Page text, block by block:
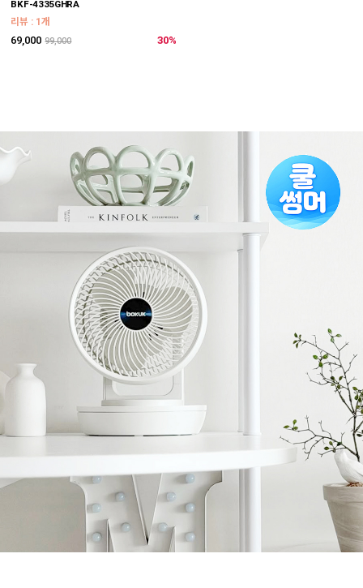
BKF-4335GHRA
리뷰 : 1개
69,000 99,000 30%